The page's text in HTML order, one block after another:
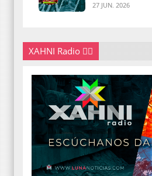
27 JUN. 2026
XAHNI Radio 👇🏽